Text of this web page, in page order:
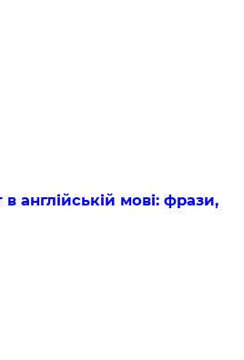
англійській мові: фрази,